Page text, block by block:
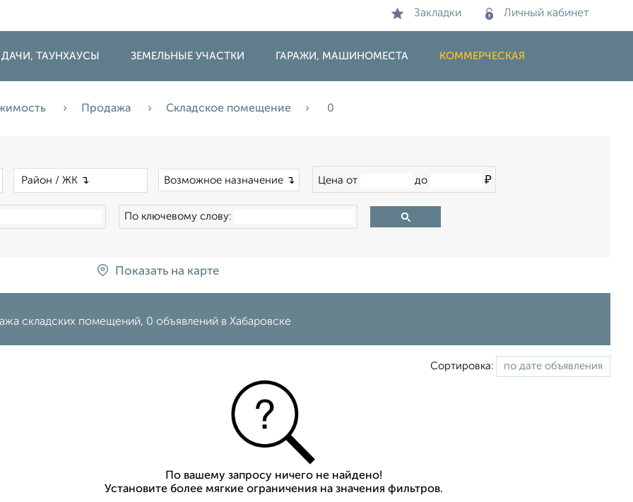
Закладки Личный кабинет
ТАУНХАУСЫ ЗЕМЕЛЬНЫЕ УЧАСТКИ ГАРАЖИ, МАШИНОМЕСТА КОММЕРЧЕСКАЯ
Продажа Складское помещение 0
Возможное назначение ↴ Цена от до ₽
По ключевому слову:
Показать на карте
складских помещений, 0 объявлений в Хабаровске
Сортировка:
По вашему запросу ничего не найдено!
Установите более мягкие ограничения на значения фильтров.